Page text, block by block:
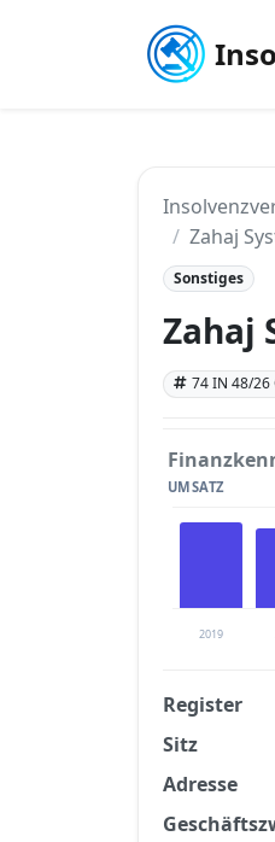
Zahaj
Sonstiges
Zahaj
74 IN 48/26
UMSATZ
2019
Register
Sitz
Adresse